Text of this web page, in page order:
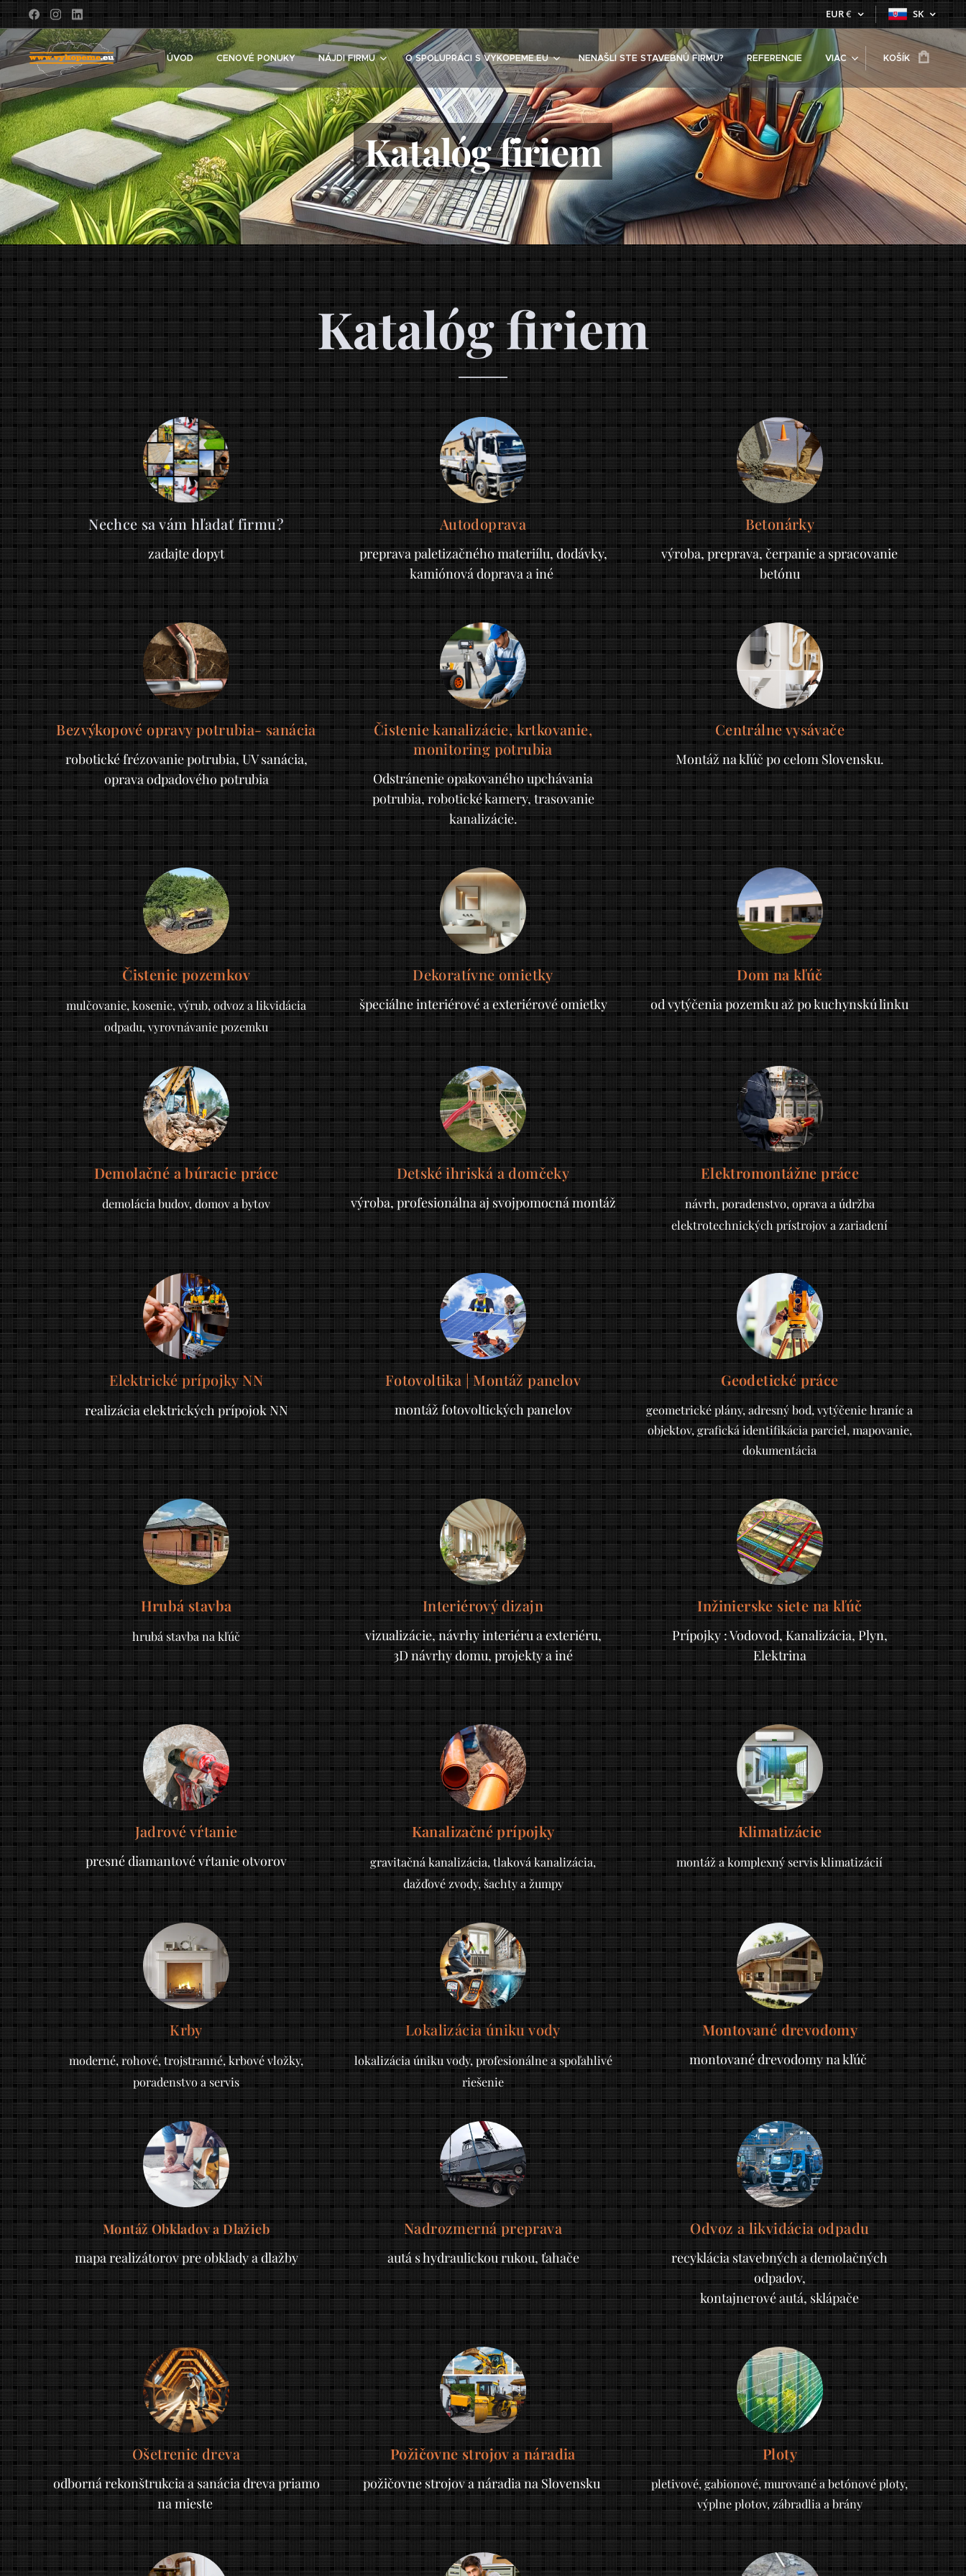
EUR€ SK
ÚVOD CENOVÉ PONUKY NÁJDI FIRMU O SPOLUPRÁCI S VYKOPEME.EU NENAŠLI STE STAVEBNÚ FIRMU? REFERENCIE VIAC KOŠÍK
Katalóg firiem
Katalóg firiem
Nechce sa vám hľadať firmu?
zadajte dopyt
Autodoprava
preprava paletizačného materiílu, dodávky,
kamiónová doprava a iné
Betonárky
výroba, preprava, čerpanie a spracovanie
betónu
Bezvýkopové opravy potrubia- sanácia
robotické frézovanie potrubia, UV sanácia,
oprava odpadového potrubia
Čistenie kanalizácie, krtkovanie,
monitoring potrubia
Odstránenie opakovaného upchávania
potrubia, robotické kamery, trasovanie
kanalizácie.
Centrálne vysávače
Montáž na kľúč po celom Slovensku.
Čistenie pozemkov
mulčovanie, kosenie, výrub, odvoz a likvidácia
odpadu, vyrovnávanie pozemku
Dekoratívne omietky
špeciálne interiérové a exteriérové omietky
Dom na kľúč
od vytýčenia pozemku až po kuchynskú linku
Demolačné a búracie práce
demolácia budov, domov a bytov
Detské ihriská a domčeky
výroba, profesionálna aj svojpomocná montáž
Elektromontážne práce
návrh, poradenstvo, oprava a údržba
elektrotechnických prístrojov a zariadení
Elektrické prípojky NN
realizácia elektrických prípojok NN
Fotovoltika | Montáž panelov
montáž fotovoltických panelov
Geodetické práce
geometrické plány, adresný bod, vytýčenie hraníc a
objektov, grafická identifikácia parciel, mapovanie,
dokumentácia
Hrubá stavba
hrubá stavba na kľúč
Interiérový dizajn
vizualizácie, návrhy interiéru a exteriéru,
3D návrhy domu, projekty a iné
Inžinierske siete na kľúč
Prípojky : Vodovod, Kanalizácia, Plyn,
Elektrina
Jadrové vŕtanie
presné diamantové vŕtanie otvorov
Kanalizačné prípojky
gravitačná kanalizácia, tlaková kanalizácia,
dažďové zvody, šachty a žumpy
Klimatizácie
montáž a komplexný servis klimatizácií
Krby
moderné, rohové, trojstranné, krbové vložky,
poradenstvo a servis
Lokalizácia úniku vody
lokalizácia úniku vody, profesionálne a spoľahlivé
riešenie
Montované drevodomy
montované drevodomy na kľúč
Montáž Obkladov a Dlažieb
mapa realizátorov pre obklady a dlažby
Nadrozmerná preprava
autá s hydraulickou rukou, ťahače
Odvoz a likvidácia odpadu
recyklácia stavebných a demolačných
odpadov,
kontajnerové autá, sklápače
Ošetrenie dreva
odborná rekonštrukcia a sanácia dreva priamo
na mieste
Požičovne strojov a náradia
požičovne strojov a náradia na Slovensku
Ploty
pletivové, gabionové, murované a betónové ploty,
výplne plotov, zábradlia a brány